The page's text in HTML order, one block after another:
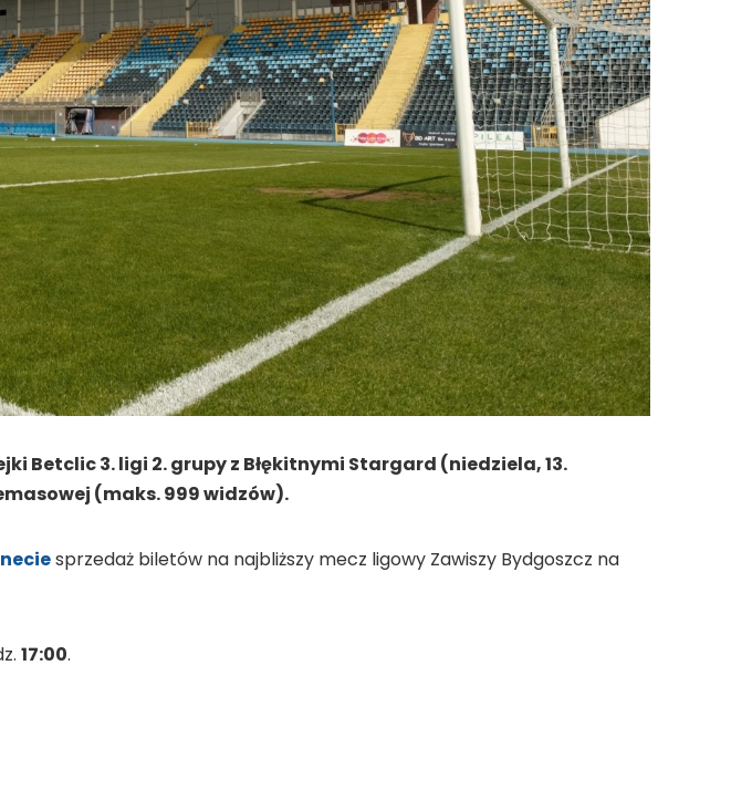
Betclic 3. ligi 2. grupy z Błękitnymi Stargard (niedziela, 13.
(maks. 999 widzów).
sprzedaż biletów na najbliższy mecz ligowy Zawiszy Bydgoszcz na
17:00.